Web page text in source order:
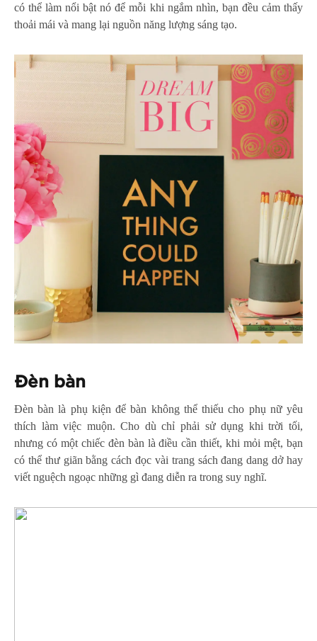
có thể làm nổi bật nó để mỗi khi ngắm nhìn, bạn đều cảm thấy
thoải mái và mang lại nguồn năng lượng sáng tạo.
Đèn bàn
Đèn bàn là phụ kiện để bàn không thể thiếu cho phụ nữ yêu
thích làm việc muộn. Cho dù chỉ phải sử dụng khi trời tối,
nhưng có một chiếc đèn bàn là điều cần thiết, khi mỏi mệt, bạn
có thể thư giãn bằng cách đọc vài trang sách đang dang dở hay
viết nguệch ngoạc những gì đang diễn ra trong suy nghĩ.